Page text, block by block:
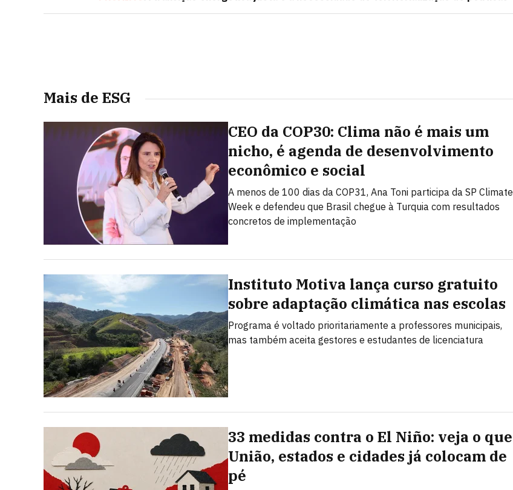
Mais de ESG
CEO da COP30: Clima não é mais um
nicho, é agenda de desenvolvimento
econômico e social
A menos de 100 dias da COP31, Ana Toni participa da SP Climate
Week e defendeu que Brasil chegue à Turquia com resultados
concretos de implementação
Instituto Motiva lança curso gratuito
sobre adaptação climática nas escolas
Programa é voltado prioritariamente a professores municipais,
mas também aceita gestores e estudantes de licenciatura
33 medidas contra o El Niño: veja o que
União, estados e cidades já colocam de
pé